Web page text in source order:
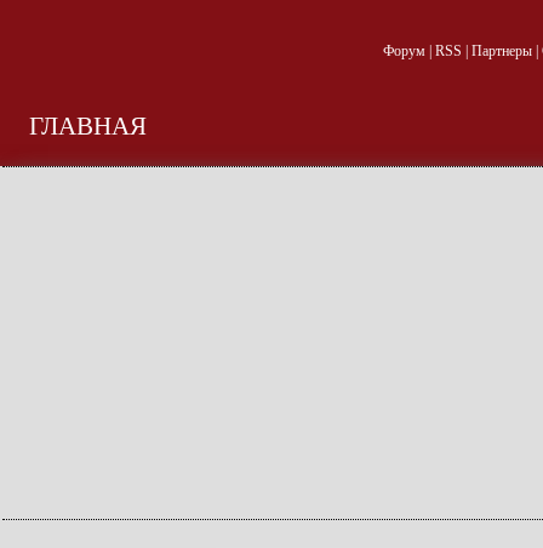
Форум| RSS Партнеры|
ГЛАВНАЯ